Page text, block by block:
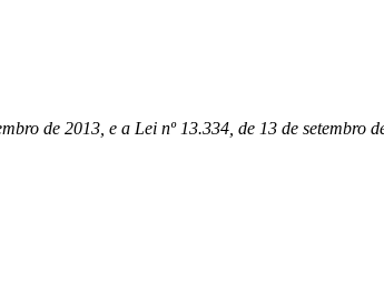
de 2013, e a Lei nº 13.334, de 13 de setembro